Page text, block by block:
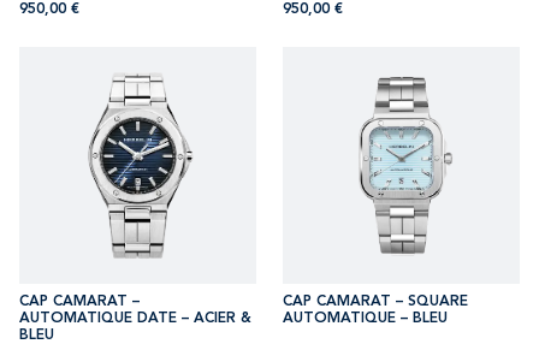
950,00 € 950,00 €
CAP CAMARAT –
AUTOMATIQUE DATE – ACIER &
BLEU
CAP CAMARAT – SQUARE
AUTOMATIQUE – BLEU